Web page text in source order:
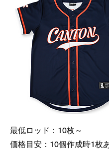
最低ロッド：10枚～
価格目安：10個作成時1枚